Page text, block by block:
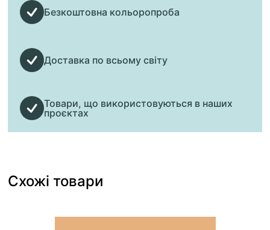
Безкоштовна кольоропроба
Доставка по всьому світу
Товари, що використовуються в наших
проєктах
Схожі товари